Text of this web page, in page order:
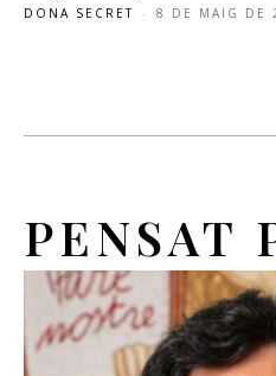
DONA SECRET - 8 DE MAIG DE
PENSAT